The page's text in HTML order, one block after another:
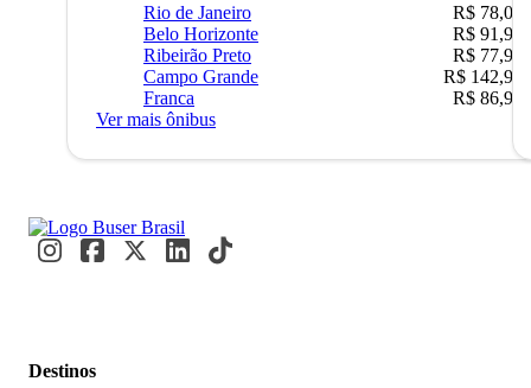
Rio de Janeiro
R$ 78,02
Belo Horizonte
R$ 91,90
Ribeirão Preto
R$ 77,90
Campo Grande
R$ 142,90
Franca
R$ 86,90
Ver mais ônibus
Destinos